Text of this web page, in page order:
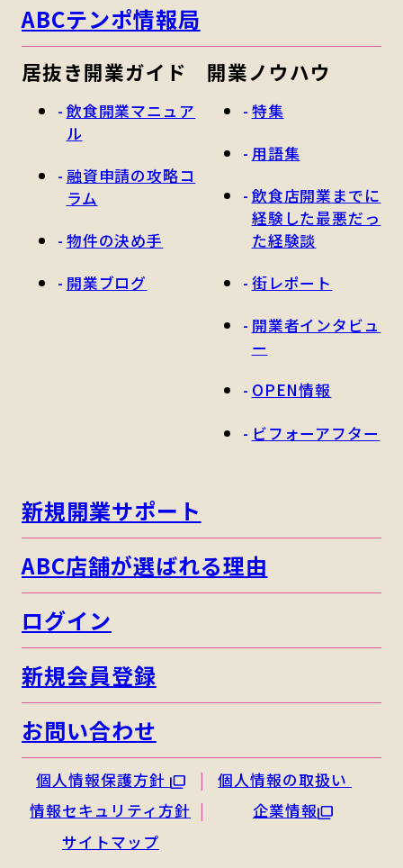
ABCテンポ情報局
居抜き開業ガイド
飲食開業マニュア
ル
融資申請の攻略コ
ラム
物件の決め手
開業ブログ
開業ノウハウ
特集
用語集
飲食店開業までに
経験した最悪だっ
た経験談
街レポート
開業者インタビュ
ー
OPEN情報
ビフォーアフター
新規開業サポート
ABC店舗が選ばれる理由
ログイン
新規会員登録
お問い合わせ
個人情報保護方針
個人情報の取扱い
情報セキュリティ方針
企業情報
サイトマップ